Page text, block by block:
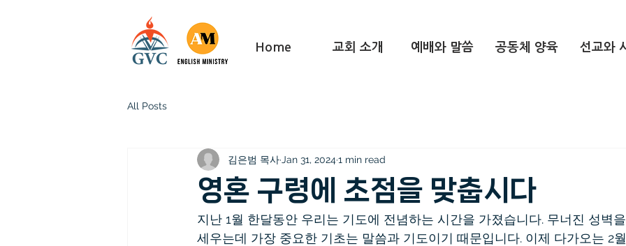
Home 교회 소개 예배와 말씀 공동체 양육 선교와
All Posts
영혼 구령에 초점을 맞춥시다
김은범 목사 Jan 31, 20241 min read
지난 1월 한달동안 우리는 기도에 전념하는 시간을 가졌습니다. 무너진 성벽을
세우는데 가장 중요한 기초는 말씀과 기도이기 때문입니다. 이제 다가오는 2